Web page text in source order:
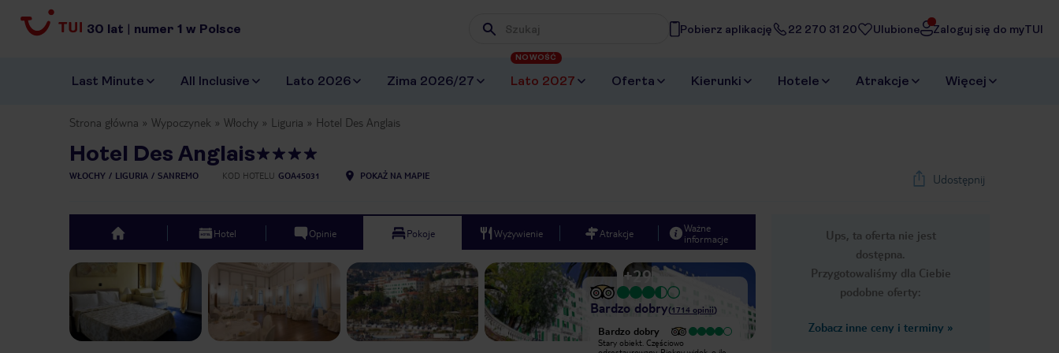
30 lat | numer 1 w Polsce Wpisz frazę, której szukasz
Pobierz aplikację 22 270 31 20 Ulubione Zaloguj się do myTUI
Last Minute All Inclusive Lato 2026 Zima 2026/27 Lato 2027
NOWOŚĆ
Oferta Kierunki Hotele Atrakcje Więcej
Strona główna Wypoczynek Włochy Liguria Hotel Des Anglais
Hotel Des Anglais
WŁOCHY LIGURIA SANREMO KOD HOTELU GOA45031 POKAŻ NA MAPIE Udostępnij
Ups, ta oferta nie jest
dostępna.
Przygotowaliśmy dla Ciebie
podobne oferty:
Zobacz inne ceny i terminy »
top Hotel Opinie Pokoje Wyżywienie Atrakcje
Ważne
informacje
Next slide
1/35
+29
Bardzo dobry(1714 opinii)
Bardzo dobry
Stary obiekt. Częściowo
Bardzo dobry
Stary obiekt. Częściowo
Bardzo dobry